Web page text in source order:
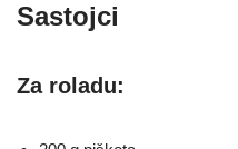
Sastojci
Za roladu: